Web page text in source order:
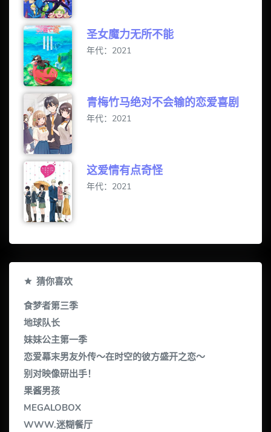
圣女魔力无所不能
年代：2021
青梅竹马绝对不会输的恋爱喜剧
年代：2021
这爱情有点奇怪
年代：2021
猜你喜欢
食梦者第三季
地球队长
妹妹公主第一季
恋爱幕末男友外传～在时空的彼方盛开之恋～
别对映像研出手！
果酱男孩
MEGALOBOX
WWW.迷糊餐厅